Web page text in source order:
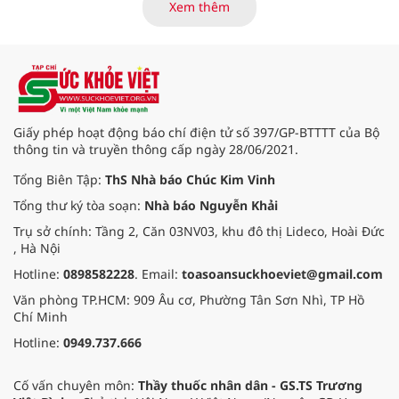
đem đến hơi ấm từ những phương
pháp Nam y thuần Việt, giúp xoa
dịu cơn đau và nâng cao sức khỏe
cho các cựu chiến binh trước sự
thay đổi đột ngột của thời tiết.
Xem thêm
Giấy phép hoạt động báo chí điện tử số 397/GP-BTTTT của Bộ
thông tin và truyền thông cấp ngày 28/06/2021.
Tổng Biên Tập: ThS Nhà báo Chúc Kim Vinh
Tổng thư ký tòa soạn: Nhà báo Nguyễn Khải
Trụ sở chính: Tầng 2, Căn 03NV03, khu đô thị Lideco, Hoài Đức
, Hà Nội
Hotline: 0898582228. Email: toasoansuckhoeviet@gmail.com
Văn phòng TP.HCM: 909 Âu cơ, Phường Tân Sơn Nhì, TP Hồ
Chí Minh
Hotline: 0949.737.666
Cố vấn chuyên môn: Thầy thuốc nhân dân - GS.TS Trương